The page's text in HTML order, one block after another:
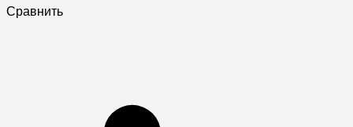
Сравнить